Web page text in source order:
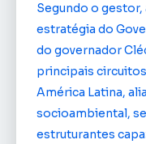
Segundo o
estratégia do
do governador
principais
América Latina,
socioambiental,
estruturantes